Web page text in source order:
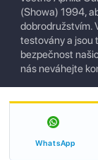
(Showa) 1994,
dobrodružstvím.
testovány a jsou
bezpečnost
nás neváhejte
WhatsApp